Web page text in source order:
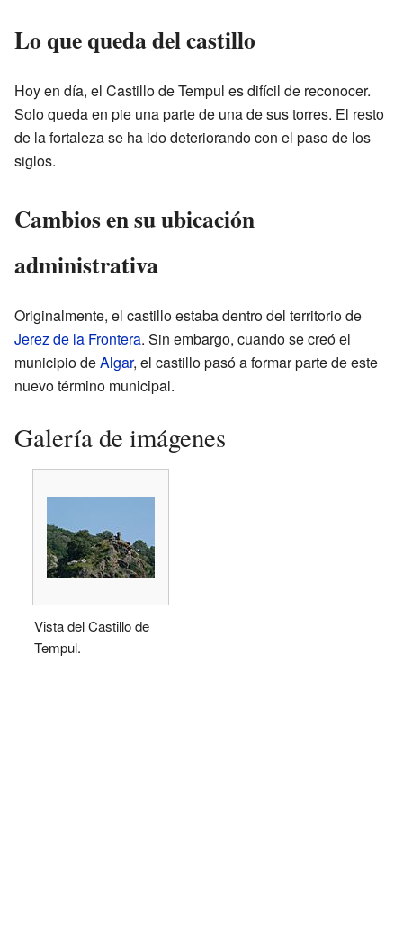
Lo que queda del castillo
Hoy en día, el Castillo de Tempul es difícil de reconocer.
Solo queda en pie una parte de una de sus torres. El resto
de la fortaleza se ha ido deteriorando con el paso de los
siglos.
Cambios en su ubicación
administrativa
Originalmente, el castillo estaba dentro del territorio de
Jerez de la Frontera. Sin embargo, cuando se creó el
municipio deAlgar, el castillo pasó a formar parte de este
nuevo término municipal.
Galería de imágenes
Vista del Castillo de
Tempul.